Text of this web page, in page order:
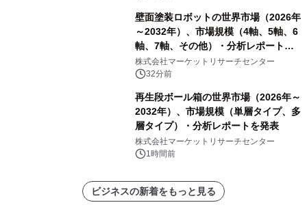
壁面塗装ロボットの世界市場（2026年
～2032年）、市場規模（4軸、5軸、6
軸、7軸、その他）・分析レポートを
発表
株式会社マーケットリサーチセンター
32分前
再生段ボール箱の世界市場（2026年～
2032年）、市場規模（単層タイプ、多
層タイプ）・分析レポートを発表
株式会社マーケットリサーチセンター
1時間前
ビジネスの新着をもっと見る